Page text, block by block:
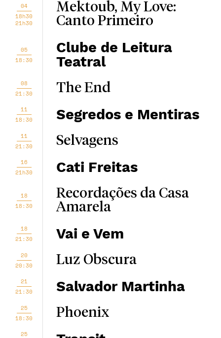
04
18h30
21h30
Mektoub, My Love:
Canto Primeiro
05
18:30
Clube de Leitura
Teatral
08
21:30
The End
11
18:30
Segredos e Mentiras
11
21:30
Selvagens
16
21h30
Cati Freitas
18
18:30
Recordações da Casa
Amarela
18
21:30
Vai e Vem
20
20:30
Luz Obscura
21
21:30
Salvador Martinha
25
18:30
Phoenix
25